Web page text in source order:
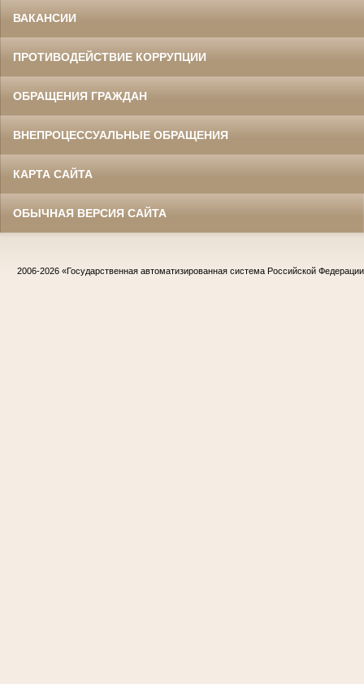
ВАКАНСИИ
ПРОТИВОДЕЙСТВИЕ КОРРУПЦИИ
ОБРАЩЕНИЯ ГРАЖДАН
ВНЕПРОЦЕССУАЛЬНЫЕ ОБРАЩЕНИЯ
КАРТА САЙТА
ОБЫЧНАЯ ВЕРСИЯ САЙТА
2006-2026 «Государственная автоматизированная система Российской